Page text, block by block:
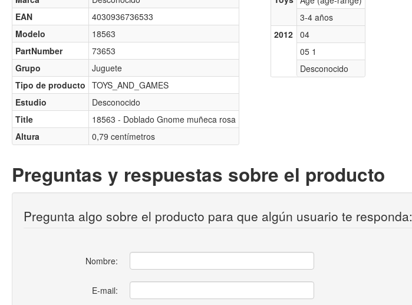
EAN
4030936736533
Modelo
18563
PartNumber
73653
Grupo
Juguete
Tipo de producto TOYS_AND_GAMES
Estudio
Desconocido
Title
18563 - Doblado Gnome muñeca rosa
Altura
0,79 centímetros
3-4 años
2012
04
05 1
Desconocido
Preguntas y respuestas sobre el producto
Pregunta algo sobre el producto para que algún usuario te responda:
Nombre:
E-mail: